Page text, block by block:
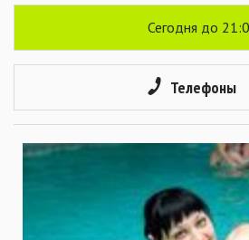
Сегодня до
Телефоны